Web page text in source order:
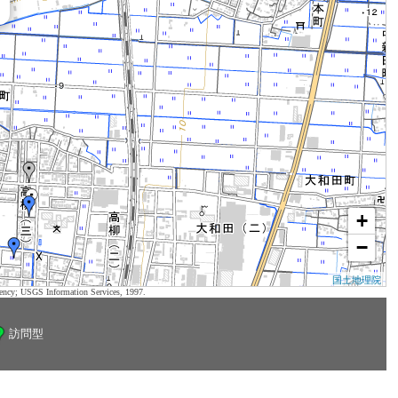
+
−
国土地理院
USGS Information Services, 1997.
訪問型